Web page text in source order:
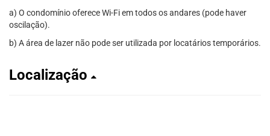
a) O condomínio oferece Wi-Fi em todos os andares (pode haver
oscilação).
b) A área de lazer não pode ser utilizada por locatários temporários.
Localização